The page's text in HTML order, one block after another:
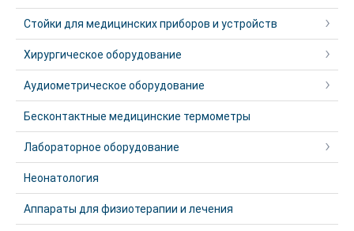
Стойки для медицинских приборов и устройств
Хирургическое оборудование
Аудиометрическое оборудование
Бесконтактные медицинские термометры
Лабораторное оборудование
Неонатология
Аппараты для физиотерапии и лечения